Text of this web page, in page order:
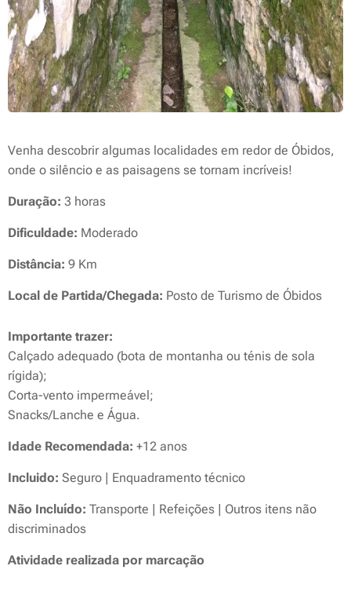
Venha descobrir algumas localidades em redor de Óbidos,
onde o silêncio e as paisagens se tornam incríveis!
Duração: 3 horas
Dificuldade: Moderado
Distância: 9 Km
Local de Partida/Chegada: Posto de Turismo de Óbidos
Importante trazer:
Calçado adequado (bota de montanha ou ténis de sola
rígida);
Corta-vento impermeável;
Snacks/Lanche e Água.
Idade Recomendada: +12 anos
Incluido: Seguro | Enquadramento técnico
Não Incluído: Transporte | Refeições | Outros itens não
discriminados
Atividade realizada por marcação